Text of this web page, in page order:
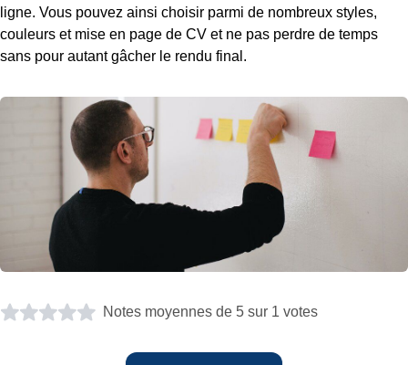
ligne. Vous pouvez ainsi choisir parmi de nombreux styles,
couleurs et mise en page de CV et ne pas perdre de temps
sans pour autant gâcher le rendu final.
Notes moyennes de 5 sur 1 votes